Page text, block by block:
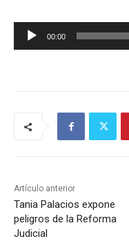
e
o
r
d
00:00
Artículo anterior
Tania Palacios expone
peligros de la Reforma
Judicial